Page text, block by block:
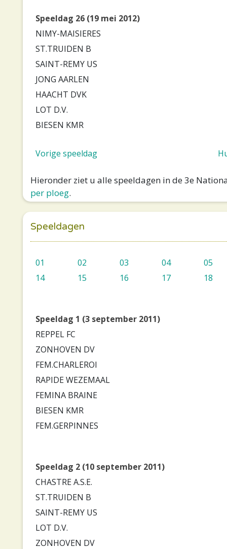
Speeldag 26 (19 mei 2012)
NIMY-MAISIERES
ST.TRUIDEN B
SAINT-REMY US
JONG AARLEN
HAACHT DVK
LOT D.V.
BIESEN KMR
Vorige speeldag
Hieronder ziet u alle speeldagen in de 3e
per ploeg.
Speeldagen
01 02 03 04
05
14
15 16 17 18
Speeldag 1 (3 september 2011)
REPPEL FC
ZONHOVEN DV
FEM.CHARLEROI
RAPIDE WEZEMAAL
FEMINA BRAINE
BIESEN KMR
FEM.GERPINNES
Speeldag 2 (10 september 2011)
CHASTRE A.S.E.
ST.TRUIDEN B
SAINT-REMY US
LOT D.V.
ZONHOVEN DV